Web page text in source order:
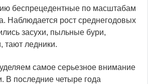
беспрецедентные по масштабам
Наблюдается рост среднегодовых
засухи, пыльные бури,
тают ледники.
самое серьезное внимание
В последние четыре года